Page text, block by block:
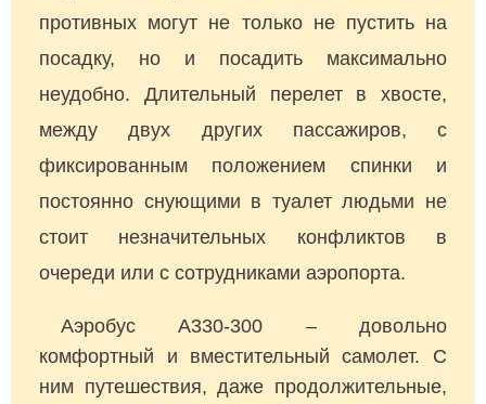
противных могут не только не пустить на
посадку, но и посадить максимально
неудобно. Длительный перелет в хвосте,
между двух других пассажиров, с
фиксированным положением спинки и
постоянно снующими в туалет людьми не
стоит незначительных конфликтов в
очереди или с сотрудниками аэропорта.
Аэробус А330-300 – довольно
комфортный и вместительный самолет. С
ним путешествия, даже продолжительные,